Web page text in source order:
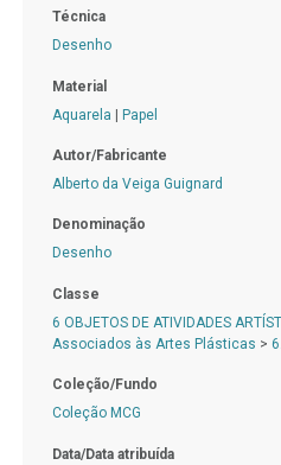
Técnica
Desenho
Material
Aquarela | Papel
Autor/Fabricante
Alberto da Veiga Guignard
Denominação
Desenho
Classe
6 OBJETOS DE ATIVIDADES
Associados às Artes Plásticas >
Coleção/Fundo
Coleção MCG
Data/Data atribuída